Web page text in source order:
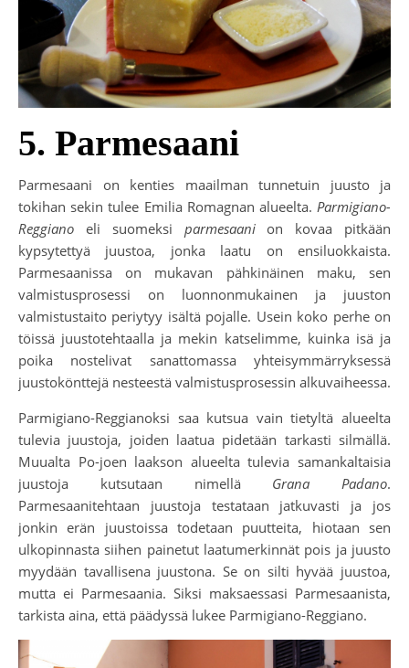
5. Parmesaani
Parmesaani on kenties maailman tunnetuin juusto ja
tokihan sekin tulee Emilia Romagnan alueelta. Parmigiano-
Reggiano eli suomeksi parmesaanion kovaa pitkään
kypsytettyä juustoa, jonka laatu on ensiluokkaista.
Parmesaanissa on mukavan pähkinäinen maku, sen
valmistusprosessi on luonnonmukainen ja juuston
valmistustaito periytyy isältä pojalle. Usein koko perhe on
töissä juustotehtaalla ja mekin katselimme, kuinka isä ja
poika nostelivat sanattomassa yhteisymmärryksessä
juustokönttejä nesteestä valmistusprosessin alkuvaiheessa.
Parmigiano-Reggianoksi saa kutsua vain tietyltä alueelta
tulevia juustoja, joiden laatua pidetään tarkasti silmällä.
Muualta Po-joen laakson alueelta tulevia samankaltaisia
juustoja kutsutaan nimellä Grana Padano.
Parmesaanitehtaan juustoja testataan jatkuvasti ja jos
jonkin erän juustoissa todetaan puutteita, hiotaan sen
ulkopinnasta siihen painetut laatumerkinnät pois ja juusto
myydään tavallisena juustona. Se on silti hyvää juustoa,
mutta ei Parmesaania. Siksi maksaessasi Parmesaanista,
tarkista aina, että päädyssä lukee Parmigiano-Reggiano.